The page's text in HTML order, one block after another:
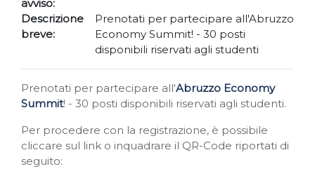
avviso:
Descrizione
breve:
Prenotati per partecipare all'Abruzzo
Economy Summit! - 30 posti
disponibili riservati agli studenti
Prenotati per partecipare all'Abruzzo Economy
Summit! - 30 posti disponibili riservati agli studenti.
Per procedere con la registrazione, è possibile
cliccare sul link o inquadrare il QR-Code riportati di
seguito: